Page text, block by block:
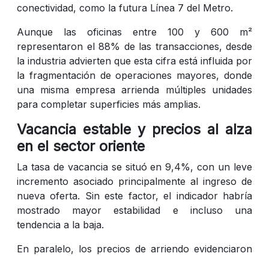
conectividad, como la futura Línea 7 del Metro.
Aunque las oficinas entre 100 y 600 m²
representaron el 88% de las transacciones, desde
la industria advierten que esta cifra está influida por
la fragmentación de operaciones mayores, donde
una misma empresa arrienda múltiples unidades
para completar superficies más amplias.
Vacancia estable y precios al alza
en el sector oriente
La tasa de vacancia se situó en 9,4%, con un leve
incremento asociado principalmente al ingreso de
nueva oferta. Sin este factor, el indicador habría
mostrado mayor estabilidad e incluso una
tendencia a la baja.
En paralelo, los precios de arriendo evidenciaron